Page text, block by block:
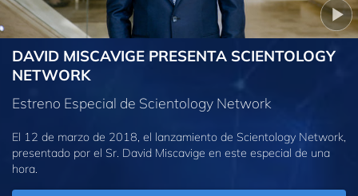
DAVID MISCAVIGE PRESENTA SCIENTOLOGY
NETWORK
Estreno Especial de Scientology Network
El 12 de marzo de 2018, el lanzamiento de Scientology Network,
presentado por el Sr. David Miscavige en este especial de una
hora.